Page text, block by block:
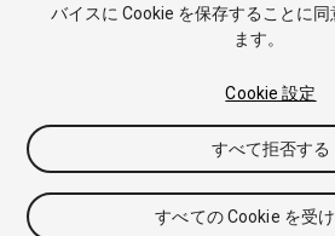
ットストア
商標と利用規約 法律関連
私の個人情報を販売または共有
バイスに Cookie を保存することに同
ます。
Cookie 設定
すべて拒否する
すべての Cookie を受